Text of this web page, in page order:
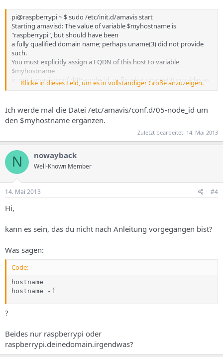
pi@raspberrypi ~ $ sudo /etc/init.d/amavis start
Starting amavisd: The value of variable $myhostname is
"raspberrypi", but should have been
a fully qualified domain name; perhaps uname(3) did not provide
such.
You must explicitly assign a FQDN of this host to variable
$myhostname
in /etc/amavis/conf.d/05-node_id, or fix what uname(3) provides as
(failed).
Klicke in dieses Feld, um es in vollständiger Größe anzuzeigen.
Ich werde mal die Datei /etc/amavis/conf.d/05-node_id um
den $myhostname ergänzen.
Zuletzt bearbeitet: 14. Mai 2013
N nowayback
Well-Known Member
14. Mai 2013 #4
Hi,
kann es sein, das du nicht nach Anleitung vorgegangen bist?
Was sagen:
Code:
hostname
hostname -f
?
Beides nur raspberrypi oder
raspberrypi.deinedomain.irgendwas?